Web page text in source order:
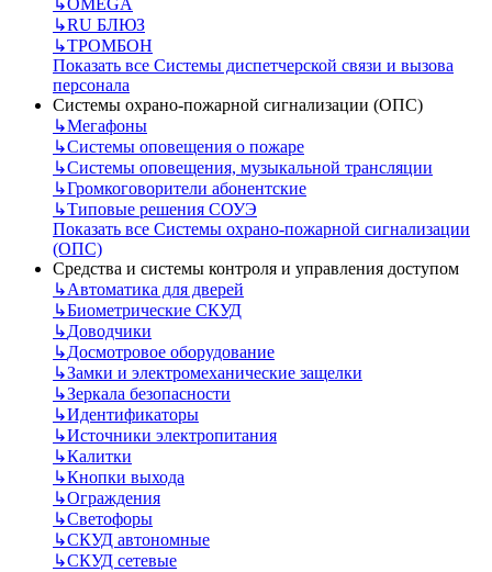
↳OMEGA
↳RU БЛЮЗ
↳ТРОМБОН
Показать все Системы диспетчерской связи и вызова
персонала
Системы охрано-пожарной сигнализации (ОПС)
↳Мегафоны
↳Системы оповещения о пожаре
↳Системы оповещения, музыкальной трансляции
↳Громкоговорители абонентские
↳Типовые решения СОУЭ
Показать все Системы охрано-пожарной сигнализации
(ОПС)
Средства и системы контроля и управления доступом
↳Автоматика для дверей
↳Биометрические СКУД
↳Доводчики
↳Досмотровое оборудование
↳Замки и электромеханические защелки
↳Зеркала безопасности
↳Идентификаторы
↳Источники электропитания
↳Калитки
↳Кнопки выхода
↳Ограждения
↳Светофоры
↳СКУД автономные
↳СКУД сетевые